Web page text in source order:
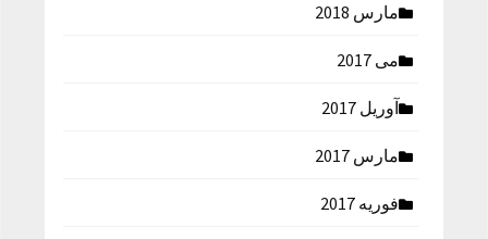
مارس 2018
می 2017
آوریل 2017
مارس 2017
فوریه 2017